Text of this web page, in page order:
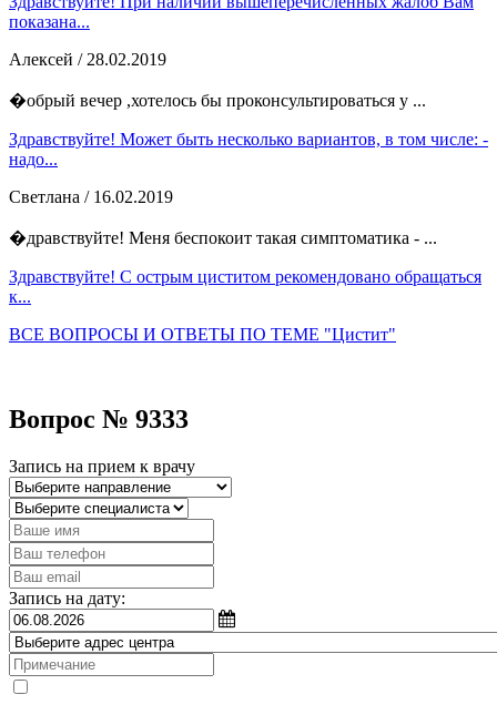
показана...
Алексей / 28.02.2019
�обрый вечер ,хотелось бы проконсультироваться у ...
Здравствуйте! Может быть несколько вариантов, в том числе: -
надо...
Светлана / 16.02.2019
�дравствуйте! Меня беспокоит такая симптоматика - ...
Здравствуйте! С острым циститом рекомендовано обращаться
к...
ВСЕ ВОПРОСЫ И ОТВЕТЫ ПО ТЕМЕ "Цистит"
Вопрос № 9333
Запись на прием к врачу
Запись на дату: